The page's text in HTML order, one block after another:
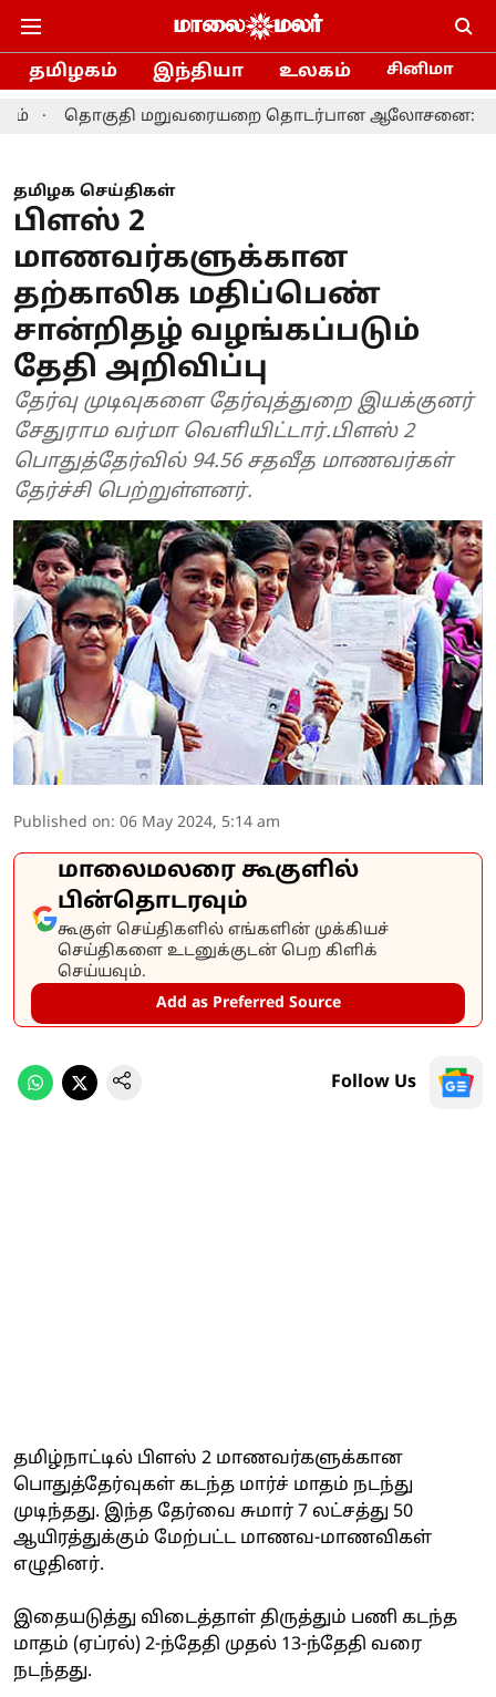
தமிழகம் இந்தியா உலகம் சினிமா
மறுவரையறை தொடர்பான ஆலோசனை: தமிழக
தமிழக செய்திகள்
பிளஸ் 2
மாணவர்களுக்கான
தற்காலிக மதிப்பெண்
சான்றிதழ் வழங்கப்படும்
தேதி அறிவிப்பு
தேர்வு முடிவுகளை தேர்வுத்துறை இயக்குனர்
சேதுராம வர்மா வெளியிட்டார்.பிளஸ் 2
பொதுத்தேர்வில் 94.56 சதவீத மாணவர்கள்
தேர்ச்சி பெற்றுள்ளனர்.
Published on: 06 May 2024, 5:14 am
மாலைமலரை கூகுளில்
பின்தொடரவும்
கூகுள் செய்திகளில் எங்களின் முக்கியச்
செய்திகளை உடனுக்குடன் பெற கிளிக்
செய்யவும்.
Add as Preferred Source
Follow Us
தமிழ்நாட்டில் பிளஸ் 2 மாணவர்களுக்கான
பொதுத்தேர்வுகள் கடந்த மார்ச் மாதம் நடந்து
முடிந்தது. இந்த தேர்வை சுமார் 7 லட்சத்து 50
ஆயிரத்துக்கும் மேற்பட்ட மாணவ-மாணவிகள்
எழுதினர்.
இதையடுத்து விடைத்தாள் திருத்தும் பணி கடந்த
மாதம் (ஏப்ரல்) 2-ந்தேதி முதல் 13-ந்தேதி வரை
நடந்தது.